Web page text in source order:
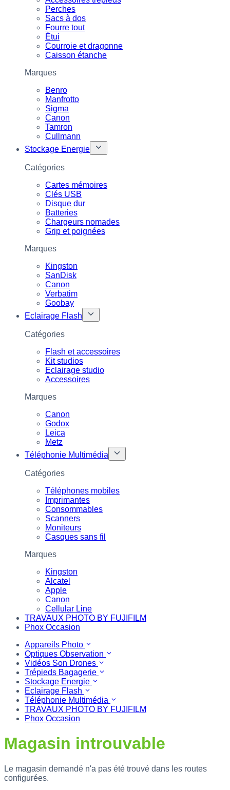
Perches
Sacs à dos
Fourre tout
Étui
Courroie et dragonne
Caisson étanche
Marques
Benro
Manfrotto
Sigma
Canon
Tamron
Cullmann
Stockage Energie
Catégories
Cartes mémoires
Clés USB
Disque dur
Batteries
Chargeurs nomades
Grip et poignées
Marques
Kingston
SanDisk
Canon
Verbatim
Goobay
Eclairage Flash
Catégories
Flash et accessoires
Kit studios
Eclairage studio
Accessoires
Marques
Canon
Godox
Leica
Metz
Téléphonie Multimédia
Catégories
Téléphones mobiles
Imprimantes
Consommables
Scanners
Moniteurs
Casques sans fil
Marques
Kingston
Alcatel
Apple
Canon
Cellular Line
TRAVAUX PHOTO BY FUJIFILM
Phox Occasion
Appareils Photo
Optiques Observation
Vidéos Son Drones
Trépieds Bagagerie
Stockage Energie
Eclairage Flash
Téléphonie Multimédia
TRAVAUX PHOTO BY FUJIFILM
Phox Occasion
Magasin introuvable
Le magasin demandé n'a pas été trouvé dans les routes
configurées.